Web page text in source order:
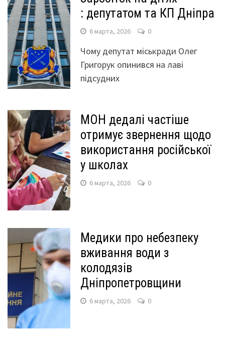
: депутатом та КП Дніпра
6 марта, 2026 0
Чому депутат міськради Олег
Григорук опинився на лаві
підсудних
МОН дедалі частіше
отримує звернення щодо
використання російської
у школах
6 марта, 2026 0
Медики про небезпеку
вживання води з
колодязів
Дніпропетровщини
6 марта, 2026 0